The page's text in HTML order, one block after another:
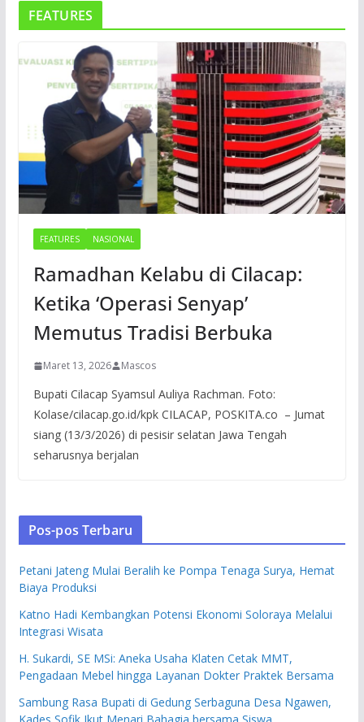
FEATURES
FEATURES NASIONAL
Ramadhan Kelabu di Cilacap:
Ketika ‘Operasi Senyap’
Memutus Tradisi Berbuka
Maret 13, 2026 Mascos
Bupati Cilacap Syamsul Auliya Rachman. Foto:
Kolase/cilacap.go.id/kpk CILACAP, POSKITA.co – Jumat
siang (13/3/2026) di pesisir selatan Jawa Tengah
seharusnya berjalan
Pos-pos Terbaru
Petani Jateng Mulai Beralih ke Pompa Tenaga Surya, Hemat
Biaya Produksi
Katno Hadi Kembangkan Potensi Ekonomi Soloraya Melalui
Integrasi Wisata
H. Sukardi, SE MSi: Aneka Usaha Klaten Cetak MMT,
Pengadaan Mebel hingga Layanan Dokter Praktek Bersama
Sambung Rasa Bupati di Gedung Serbaguna Desa Ngawen,